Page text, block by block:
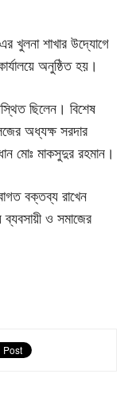
এর খুলনা শাখার উদ্যোগে
অনুষ্ঠিত হয়।
ছিলেন। বিশেষ
অধ্যক্ষ সরদার
মোঃ মাকসুদুর রহমান।
বক্তব্য রাখেন
ও সমাজের